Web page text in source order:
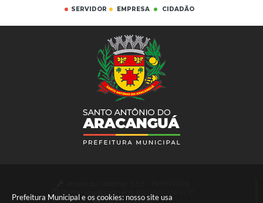
Prefeitura Municipal e os cookies: nosso site usa
SERVIDOR EMPRESA CIDADÃO
Dados Abertos